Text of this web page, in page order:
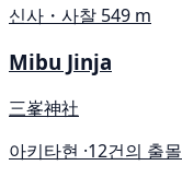
신사・사찰 549 m
Mibu Jinja
三峯神社
아키타현 ·12건의 출몰